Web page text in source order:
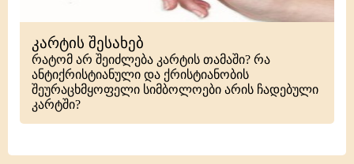
კარტის შესახებ
რატომ არ შეიძლება კარტის თამაში? რა
ანტიქრისტიანული და ქრისტიანობის
შეურაცხმყოფელი სიმბოლოები არის ჩადებული
კარტში?